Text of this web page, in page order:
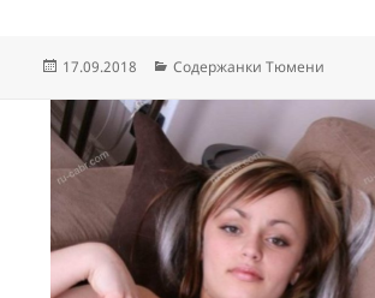
Опубликовано
17.09.2018 Рубрики
Содержанки Тюмени